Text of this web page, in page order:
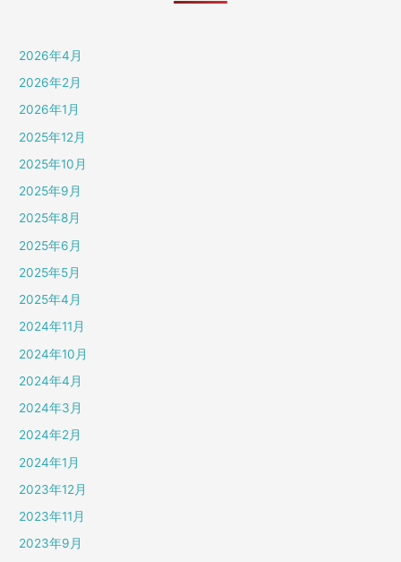
2026年4月
2026年2月
2026年1月
2025年12月
2025年10月
2025年9月
2025年8月
2025年6月
2025年5月
2025年4月
2024年11月
2024年10月
2024年4月
2024年3月
2024年2月
2024年1月
2023年12月
2023年11月
2023年9月